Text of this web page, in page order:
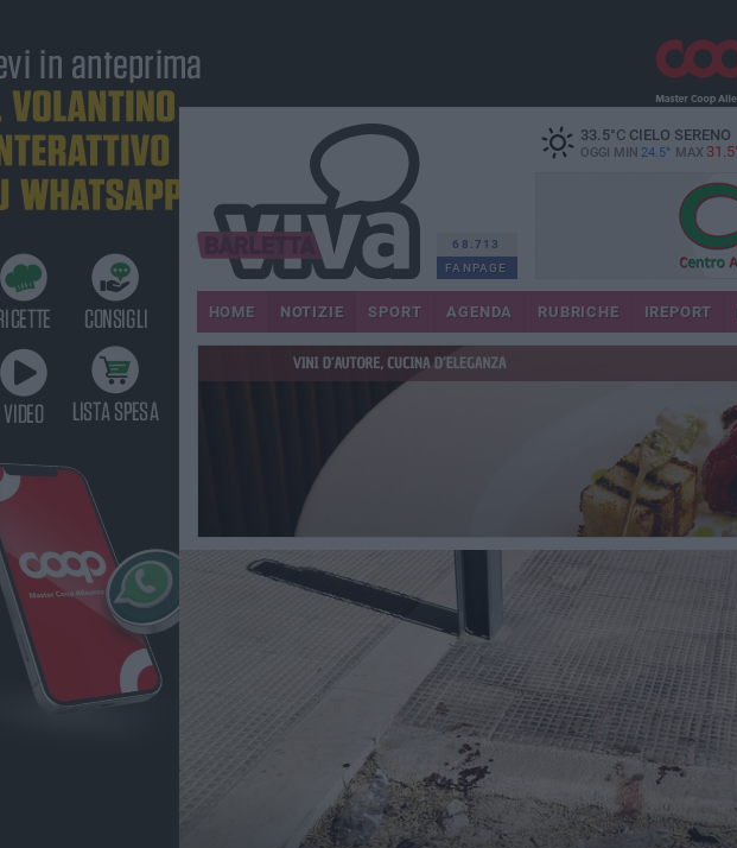
68.713
FANPAGE
33.5°CCIELO SERENO
OGGI MIN 24.5° MAX
HOME NOTIZIE SPORT AGENDA RUBRICHE IREPORT